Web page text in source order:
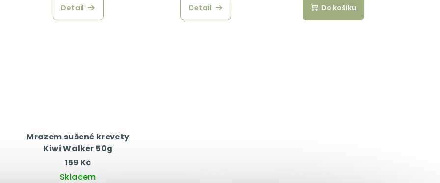
Detail Detail Do košíku
Mrazem sušené krevety
Kiwi Walker 50g
159 Kč
Skladem